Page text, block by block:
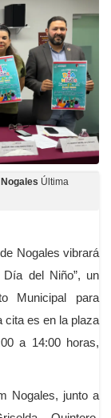
Nogales Última
Nogales vibrará
del Niño”, un
Municipal para
cita es en la plaza
a 14:00 horas,
Nogales, junto a